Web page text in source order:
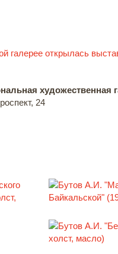
галерее открылась
художественная
24